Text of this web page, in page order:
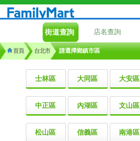
街道查詢 店名查詢
首頁 台北市 請選擇鄉鎮市區
士林區 大同區 大安區
中正區 內湖區 文山區
松山區 信義區 南港區